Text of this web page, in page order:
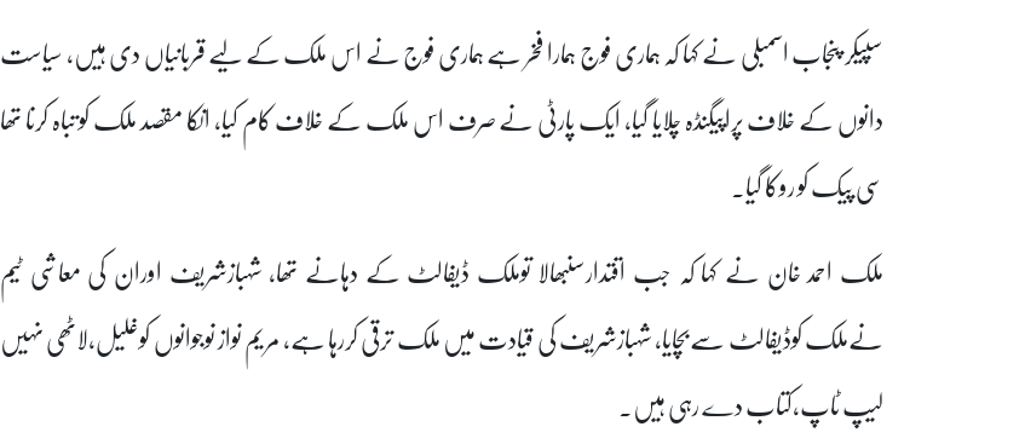
سپیکر پنجاب اسمبلی نے کہا کہ ہماری فوج ہمارا فخر ہے ہماری فوج نے اس ملک کے لیے قربانیاں دی ہیں، سیاست
دانوں کے خلاف پراپیگنڈہ چلایا گیا، ایک پارٹی نے صرف اس ملک کے خلاف کام کیا، انکا مقصد ملک کو تباہ کرنا تھا
سی پیک کو روکا گیا۔
ملک احمد خان نے کہا کہ جب اقتدارسنبھالا توملک ڈیفالٹ کے دہانے تھا، شہبازشریف اوران کی معاشی ٹیم
نےملک کوڈیفالٹ سےبچایا، شہبازشریف کی قیادت میں ملک ترقی کررہا ہے، مریم نواز نوجوانوں کوغلیل،لاٹھی نہیں
لیپ ٹاپ،کتاب دے رہی ہیں۔